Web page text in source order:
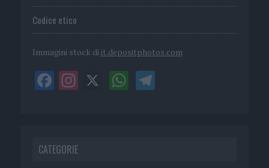
Codice etico
Immagini stock di it.depositphotos.com
CATEGORIE